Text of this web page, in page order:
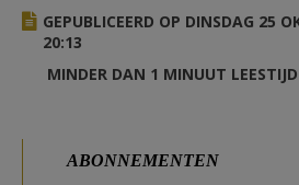
HULP
STARTPAGINA
GEPUBLICEERD OP DINSDAG 25
20:13
MINDER DAN 1 MINUUT LEESTIJD
ABONNEMENTEN